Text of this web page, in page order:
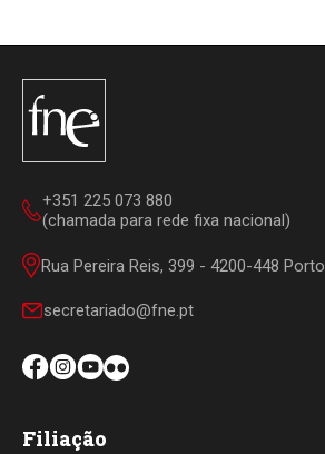
+351 225 073 880
(chamada para rede fixa nacional)
Rua Pereira Reis, 399 - 4200-448 Porto
secretariado@fne.pt
Filiação